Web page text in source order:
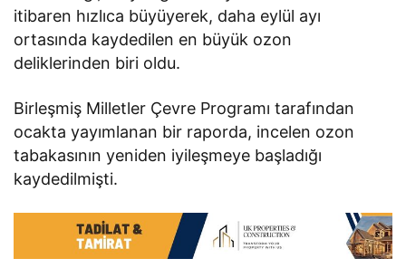
itibaren hızlıca büyüyerek, daha eylül ayı
ortasında kaydedilen en büyük ozon
deliklerinden biri oldu.
Birleşmiş Milletler Çevre Programı tarafından
ocakta yayımlanan bir raporda, incelen ozon
tabakasının yeniden iyileşmeye başladığı
kaydedilmişti.